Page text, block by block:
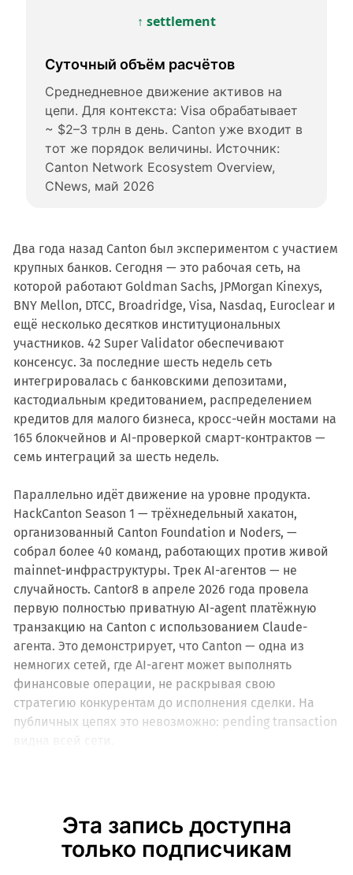
↑ settlement
Суточный объём расчётов
Среднедневное движение активов на
цепи. Для контекста: Visa обрабатывает
~ $2–3 трлн в день. Canton уже входит в
тот же порядок величины. Источник:
Canton Network Ecosystem Overview,
CNews, май 2026
Два года назад Canton был экспериментом с участием
крупных банков. Сегодня — это рабочая сеть, на
которой работают Goldman Sachs, JPMorgan Kinexys,
BNY Mellon, DTCC, Broadridge, Visa, Nasdaq, Euroclear и
ещё несколько десятков институциональных
участников. 42 Super Validator обеспечивают
консенсус. За последние шесть недель сеть
интегрировалась с банковскими депозитами,
кастодиальным кредитованием, распределением
кредитов для малого бизнеса, кросс-чейн мостами на
165 блокчейнов и AI-проверкой смарт-контрактов —
семь интеграций за шесть недель.
Параллельно идёт движение на уровне продукта.
HackCanton Season 1 — трёхнедельный хакатон,
организованный Canton Foundation и Noders, —
собрал более 40 команд, работающих против живой
mainnet-инфраструктуры. Трек AI-агентов — не
случайность. Cantor8 в апреле 2026 года провела
первую полностью приватную AI-agent платёжную
транзакцию на Canton с использованием Claude-
агента. Это демонстрирует, что Canton — одна из
немногих сетей, где AI-агент может выполнять
финансовые операции, не раскрывая свою
стратегию конкурентам до исполнения сделки. На
публичных цепях это невозможно: pending transaction
Эта запись доступна
только подписчикам